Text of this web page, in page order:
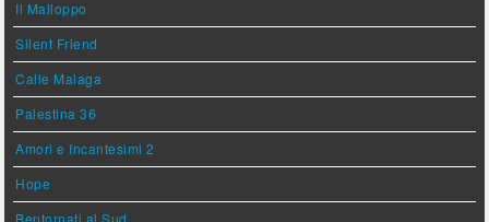
Il Malloppo
Silent Friend
Calle Malaga
Palestina 36
Amori e Incantesimi 2
Hope
Bentornati al Sud